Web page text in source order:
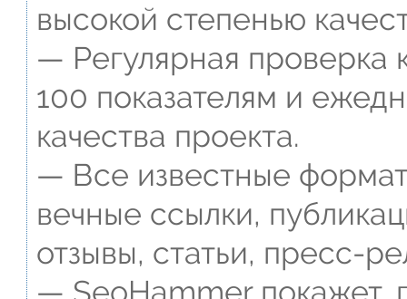
высокой степенью
— Регулярная проверка
100 показателям и
качества проекта.
— Все известные
вечные ссылки,
отзывы, статьи, пресс-